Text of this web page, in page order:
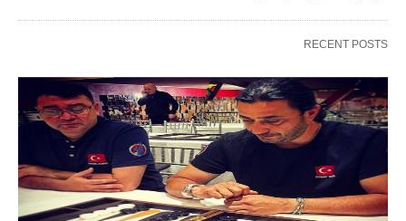
RECENT POSTS